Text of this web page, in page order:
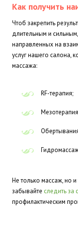
Как получить
Чтоб закрепить
длительным и
направленных на
услуг нашего салона,
массажа:
RF-терапия;
Мезотерапия
Не только массаж, но
забывайте следить
профилактическим